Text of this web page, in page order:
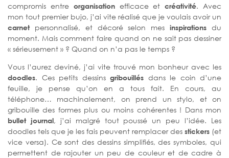
compromis entre organisationefficace etcréativité. Avec
mon tout premier bujo, j’ai vite réalisé que je voulais avoir un
carnetpersonnalisé, et décoré selon mesinspirations du
moment. Mais comment faire quand on ne sait pas dessiner
« sérieusement » ? Quand on n’a pas le temps ?
Vous l’aurez deviné, j’ai vite trouvé mon bonheur avec les
doodles. Ces petits dessins gribouillés dans le coin d’une
feuille, je pense qu’on en a tous fait. En cours, au
téléphone… machinalement, on prend un stylo, et on
gribouille des formes plus ou moins cohérentes ! Dans mon
bullet journal, j’ai malgré tout poussé un peu l’idée. Les
doodles tels que je les fais peuvent remplacer des stickers (et
vice versa). Ce sont des dessins simplifiés, des symboles, qui
permettent de rajouter un peu de couleur et de cadre à